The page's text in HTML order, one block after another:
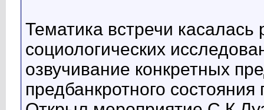
Тематика встречи касалась
социологических
озвучивание конкретных
предбанкротного